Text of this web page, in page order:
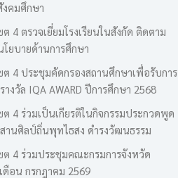
งคมศึกษา
4 ตรวจเยี่ยมโรงเรียนในสังกัด ติดตาม
ยบายด้านการศึกษา
4 ประชุมคัดกรองสถานศึกษาเพื่อรับการ
างวัล IQA AWARD ปีการศึกษา 2568
4 ร่วมเป็นเกียรติในกิจกรรมประกวดพูด
นศิลป์ถิ่นพุทไธสง ดำรงวัฒนธรรม
ต 4 ร่วมประชุมคณะกรมการจังหวัด
ดือน กรกฎาคม 2569